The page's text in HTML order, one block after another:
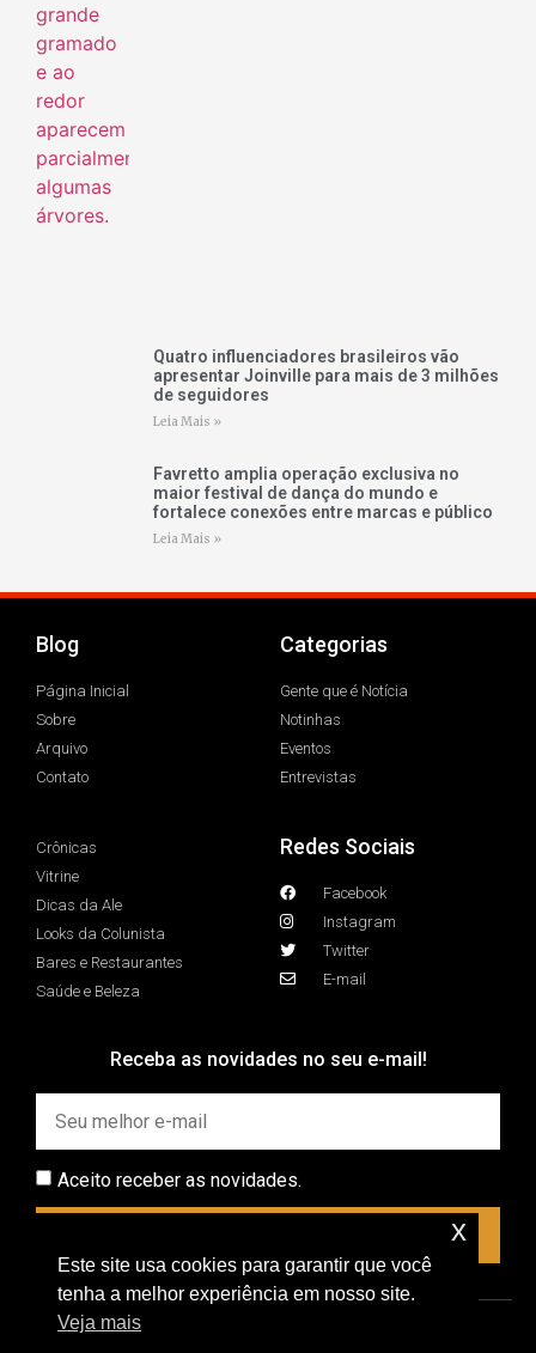
Quatro influenciadores brasileiros vão
apresentar Joinville para mais de 3 milhões
de seguidores
Leia Mais »
Favretto amplia operação exclusiva no
maior festival de dança do mundo e
fortalece conexões entre marcas e público
Leia Mais »
Blog
Página Inicial
Sobre
Arquivo
Contato
Categorias
Gente que é Notícia
Notinhas
Eventos
Entrevistas
Crônicas
Vitrine
Dicas da Ale
Looks da Colunista
Bares e Restaurantes
Saúde e Beleza
Redes Sociais
Facebook
Instagram
Twitter
E-mail
Receba as novidades no seu e-mail!
Aceito receber as novidades.
Este site usa cookies para garantir que você
tenha a melhor experiência em nosso site.
Veja mais
x